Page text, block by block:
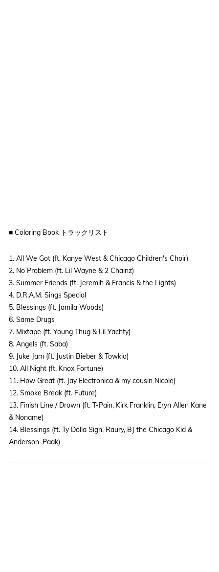
■ Coloring Book トラックリスト
1. All We Got (ft. Kanye West & Chicago Children's Choir)
2. No Problem (ft. Lil Wayne & 2 Chainz)
3. Summer Friends (ft. Jeremih & Francis & the Lights)
4. D.R.A.M. Sings Special
5. Blessings (ft. Jamila Woods)
6. Same Drugs
7. Mixtape (ft. Young Thug & Lil Yachty)
8. Angels (ft. Saba)
9. Juke Jam (ft. Justin Bieber & Towkio)
10. All Night (ft. Knox Fortune)
11. How Great (ft. Jay Electronica & my cousin Nicole)
12. Smoke Break (ft. Future)
13. Finish Line / Drown (ft. T-Pain, Kirk Franklin, Eryn Allen Kane
& Noname)
14. Blessings (ft. Ty Dolla Sign, Raury, BJ the Chicago Kid &
Anderson .Paak)